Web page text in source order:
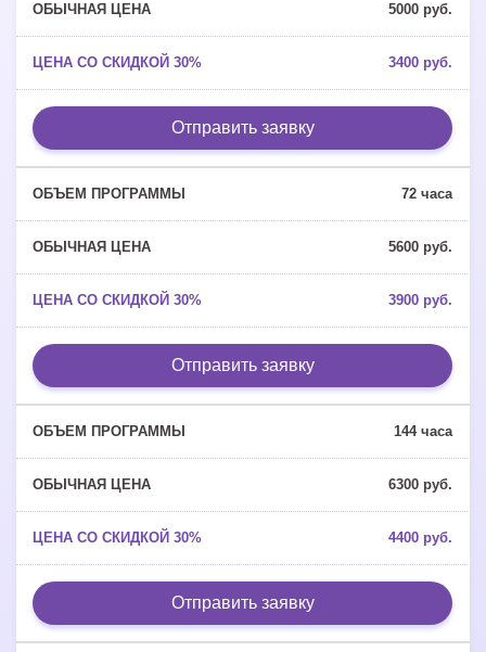
5000 руб.
3400 руб.
Отправить заявку
72 часа
5600 руб.
3900 руб.
Отправить заявку
144 часа
6300 руб.
4400 руб.
Отправить заявку